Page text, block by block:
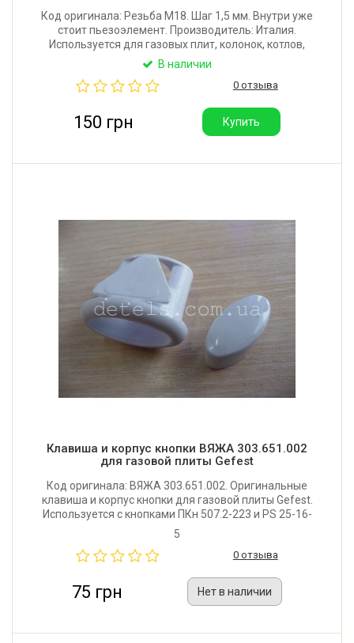
Код оригинала: Резьба М18. Шаг 1,5 мм. Внутри уже
стоит пьезоэлемент. Производитель: Италия.
Используется для газовых плит, колонок, котлов,
конвекторов, пушек.
В наличии
0 отзыва
150 грн Купить
Клавиша и корпус кнопки ВЯЖА 303.651.002
для газовой плиты Gefest
Код оригинала: ВЯЖА 303.651.002. Оригинальные
клавиша и корпус кнопки для газовой плиты Gefest.
Используется с кнопками ПКн 507.2-223 и PS 25-16-
2-4. Производитель: Gefest (Республика Беларусь).
5
0 отзыва
75 грн Нет в наличии